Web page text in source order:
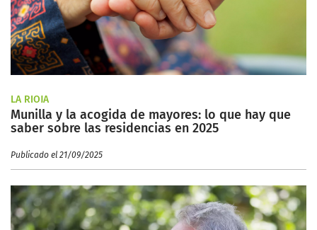
LA RIOJA
Munilla y la acogida de mayores: lo que hay que
saber sobre las residencias en 2025
Publicado el 21/09/2025